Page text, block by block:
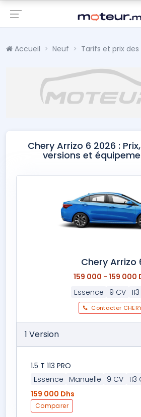
Accueil Neuf Tarifs et prix
Chery Arrizo 6 2026 :
versions et
Chery Arrizo
159 000 - 159 000
Essence
9 CV
Contacter
1 Version
1.5 T 113 PRO
Essence
Manuelle 9 CV 113
159 000 Dhs
Comparer